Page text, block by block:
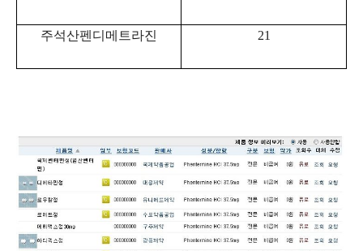
주석산펜디메트라진 21